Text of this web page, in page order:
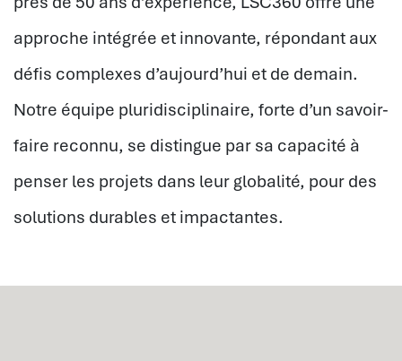
approche intégrée et innovante, répondant aux
défis complexes d’aujourd’hui et de demain.
Notre équipe pluridisciplinaire, forte d’un savoir-
faire reconnu, se distingue par sa capacité à
penser les projets dans leur globalité, pour des
solutions durables et impactantes.